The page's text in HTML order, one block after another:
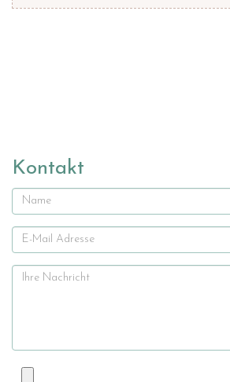
Kontakt
Name
E-
Mail
Ihre
Datei